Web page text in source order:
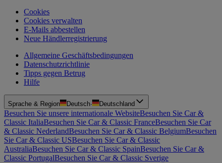
Cookies
Cookies verwalten
E-Mails abbestellen
Neue Händlerregistrierung
Allgemeine Geschäftsbedingungen
Datenschutzrichtlinie
Tipps gegen Betrug
Hilfe
Sprache & Region Deutsch· Deutschland
Besuchen Sie unsere internationale WebsiteBesuchen Sie Car &
Classic ItaliaBesuchen Sie Car & Classic FranceBesuchen Sie Car
& Classic NederlandBesuchen Sie Car & Classic BelgiumBesuchen
Sie Car & Classic USBesuchen Sie Car & Classic
AustraliaBesuchen Sie Car & Classic SpainBesuchen Sie Car &
Classic PortugalBesuchen Sie Car & Classic Sverige